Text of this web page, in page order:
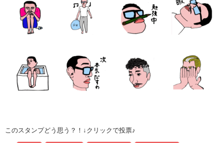
このスタンプどう思う？！↓クリックで投票♪